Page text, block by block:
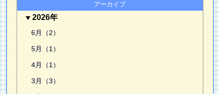
アーカイブ
2026年
6月（2）
5月（1）
4月（1）
3月（3）